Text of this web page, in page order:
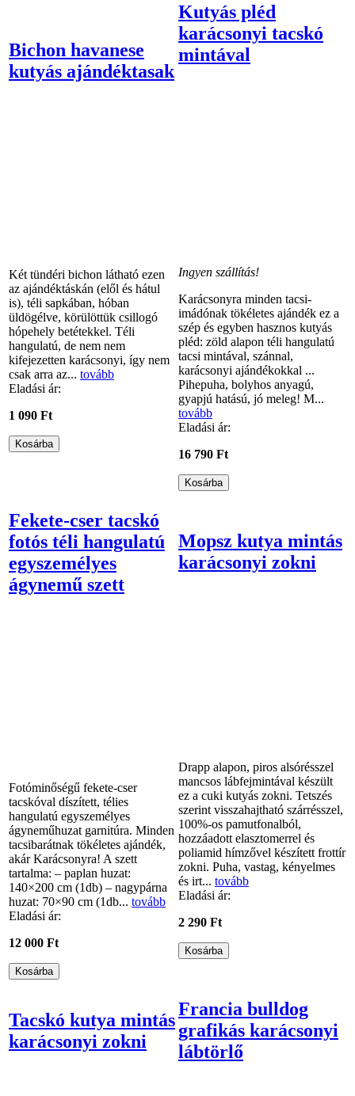
Bichon havanese
kutyás ajándéktasak
Két tündéri bichon látható ezen
az ajándéktáskán (elől és hátul
is), téli sapkában, hóban
üldögélve, körülöttük csillogó
hópehely betétekkel. Téli
hangulatú, de nem nem
kifejezetten karácsonyi, így nem
csak arra az... tovább
Eladási ár:
1 090 Ft
Kutyás pléd
karácsonyi tacskó
mintával
Ingyen szállítás!
Karácsonyra minden tacsi-
imádónak tökéletes ajándék ez a
szép és egyben hasznos kutyás
pléd: zöld alapon téli hangulatú
tacsi mintával, szánnal,
karácsonyi ajándékokkal ...
Pihepuha, bolyhos anyagú,
gyapjú hatású, jó meleg! M...
tovább
Eladási ár:
16 790 Ft
Fekete-cser tacskó
fotós téli hangulatú
egyszemélyes
ágynemű szett
Fotóminőségű fekete-cser
tacskóval díszített, télies
hangulatú egyszemélyes
ágyneműhuzat garnitúra. Minden
tacsibarátnak tökéletes ajándék,
akár Karácsonyra! A szett
tartalma: – paplan huzat:
140×200 cm (1db) – nagypárna
huzat: 70×90 cm (1db... tovább
Eladási ár:
12 000 Ft
Mopsz kutya mintás
karácsonyi zokni
Drapp alapon, piros alsórésszel
mancsos lábfejmintával készült
ez a cuki kutyás zokni. Tetszés
szerint visszahajtható szárrésszel,
100%-os pamutfonalból,
hozzáadott elasztomerrel és
poliamid hímzővel készített frottír
zokni. Puha, vastag, kényelmes
és irt... tovább
Eladási ár:
2 290 Ft
Tacskó kutya mintás
karácsonyi zokni
Francia bulldog
grafikás karácsonyi
lábtörlő